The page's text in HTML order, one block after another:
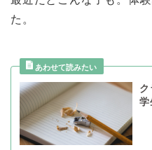
た。
学